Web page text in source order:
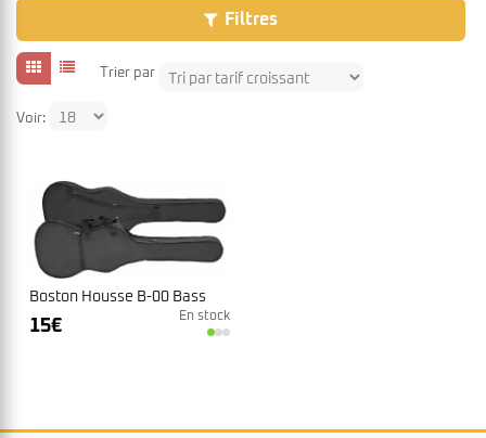
Filtres
Trier par
Voir:
Boston Housse B-00 Bass
15€ En stock